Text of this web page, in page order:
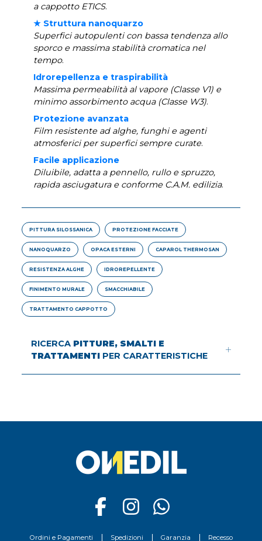
a cappotto ETICS.
★ Struttura nanoquarzo
Superfici autopulenti con bassa tendenza allo
sporco e massima stabilità cromatica nel
tempo.
Idrorepellenza e traspirabilità
Massima permeabilità al vapore (Classe V1) e
minimo assorbimento acqua (Classe W3).
Protezione avanzata
Film resistente ad alghe, funghi e agenti
atmosferici per superfici sempre curate.
Facile applicazione
Diluibile, adatta a pennello, rullo e spruzzo,
rapida asciugatura e conforme C.A.M. edilizia.
PITTURA SILOSSANICA PROTEZIONE FACCIATE
NANOQUARZO OPACA ESTERNI CAPAROL THERMOSAN
RESISTENZA ALGHE IDROREPELLENTE
FINIMENTO MURALE SMACCHIABILE
TRATTAMENTO CAPPOTTO
RICERCA PITTURE, SMALTI E
TRATTAMENTI PER CARATTERISTICHE
Ordini e Pagamenti Spedizioni Garanzia Recesso